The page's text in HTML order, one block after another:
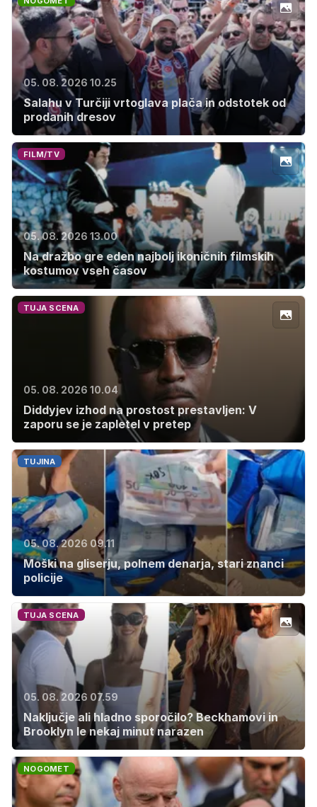
05. 08. 2026 10.25
Salahu v Turčiji vrtoglava plača in odstotek od
prodanih dresov
FILM/TV
05. 08. 2026 13.00
Na dražbo gre eden najbolj ikoničnih filmskih
kostumov vseh časov
TUJA SCENA
05. 08. 2026 10.04
Diddyjev izhod na prostost prestavljen: V
zaporu se je zapletel v pretep
TUJINA
05. 08. 2026 09.11
Moški na gliserju, polnem denarja, stari znanci
policije
TUJA SCENA
05. 08. 2026 07.59
Naključje ali hladno sporočilo? Beckhamovi in
Brooklyn le nekaj minut narazen
NOGOMET